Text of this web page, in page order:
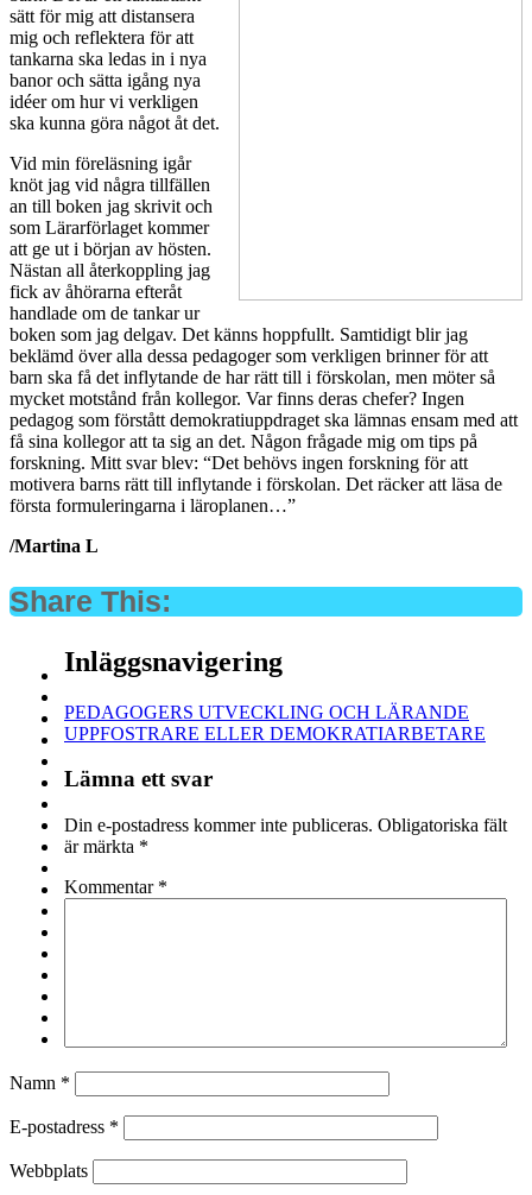
sätt för mig att distansera
mig och reflektera för att
tankarna ska ledas in i nya
banor och sätta igång nya
idéer om hur vi verkligen
ska kunna göra något åt det.
Vid min föreläsning igår
knöt jag vid några tillfällen
an till boken jag skrivit och
som Lärarförlaget kommer
att ge ut i början av hösten.
Nästan all återkoppling jag
fick av åhörarna efteråt
handlade om de tankar ur
boken som jag delgav. Det känns hoppfullt. Samtidigt blir jag
beklämd över alla dessa pedagoger som verkligen brinner för att
barn ska få det inflytande de har rätt till i förskolan, men möter så
mycket motstånd från kollegor. Var finns deras chefer? Ingen
pedagog som förstått demokratiuppdraget ska lämnas ensam med att
få sina kollegor att ta sig an det. Någon frågade mig om tips på
forskning. Mitt svar blev: “Det behövs ingen forskning för att
motivera barns rätt till inflytande i förskolan. Det räcker att läsa de
första formuleringarna i läroplanen…”
/Martina L
Share This:
Inläggsnavigering
PEDAGOGERS UTVECKLING OCH LÄRANDE
UPPFOSTRARE ELLER DEMOKRATIARBETARE
Lämna ett svar
Din e-postadress kommer inte publiceras. Obligatoriska fält
är märkta *
Kommentar *
Namn *
E-postadress *
Webbplats